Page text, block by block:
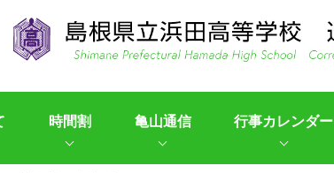
時間割 亀山通信 行事カレンダー